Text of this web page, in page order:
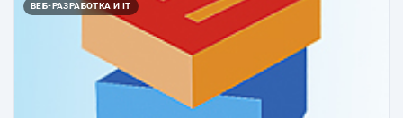
ВЕБ-РАЗРАБОТКА И IT